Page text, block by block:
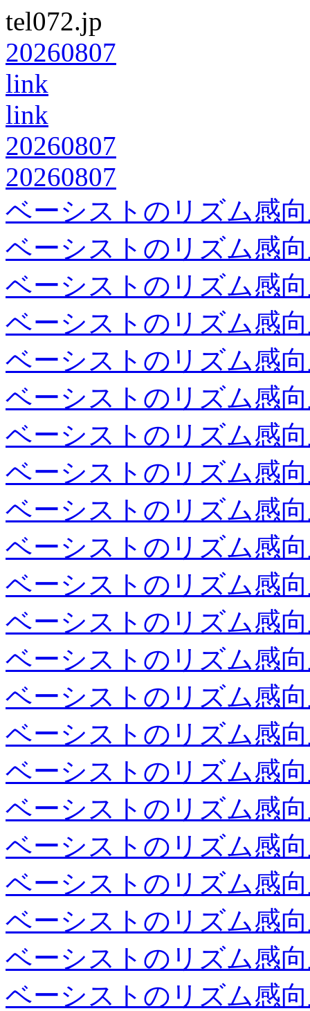
tel072.jp
20260807
link
link
20260807
20260807
ベーシストのリズム感
ベーシストのリズム感
ベーシストのリズム感
ベーシストのリズム感
ベーシストのリズム感
ベーシストのリズム感
ベーシストのリズム感
ベーシストのリズム感
ベーシストのリズム感
ベーシストのリズム感
ベーシストのリズム感
ベーシストのリズム感
ベーシストのリズム感
ベーシストのリズム感
ベーシストのリズム感
ベーシストのリズム感
ベーシストのリズム感
ベーシストのリズム感
ベーシストのリズム感
ベーシストのリズム感
ベーシストのリズム感
ベーシストのリズム感